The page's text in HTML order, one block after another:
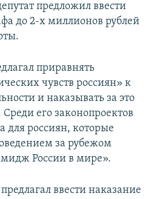
предложил ввести
до 2-х миллионов рублей
приравнять
чувств россиян» к
и наказывать за это
его законопроектов
для россиян, которые
за рубежом
России в мире».
ввести наказание